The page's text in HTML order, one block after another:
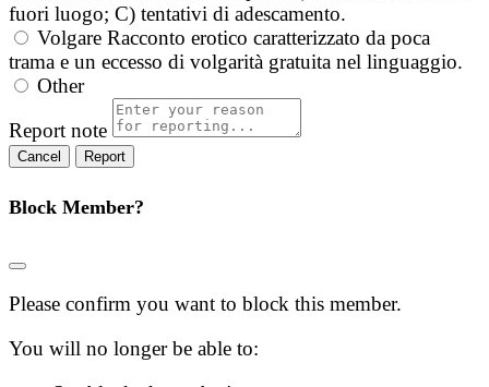
fuori luogo; C) tentativi di adescamento.
Volgare Racconto erotico caratterizzato da poca
trama e un eccesso di volgarità gratuita nel linguaggio.
Other
Report note
Report
Block Member?
Please confirm you want to block this member.
You will no longer be able to: